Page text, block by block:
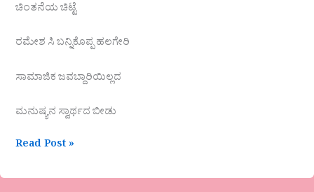
ಚಿಂತನೆಯ ಚಿಟ್ಟೆ
ರಮೇಶ ಸಿ ಬನ್ನಿಕೊಪ್ಪ ಹಲಗೇರಿ
ಸಾಮಾಜಿಕ ಜವಬ್ದಾರಿಯಿಲ್ಲದ
ಮನುಷ್ಯನ ಸ್ವಾರ್ಥದ ಬೀಡು
Read Post »